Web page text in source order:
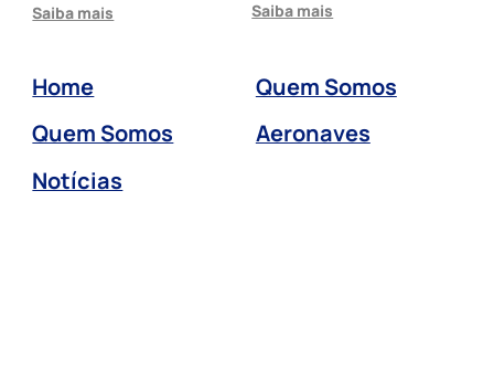
Saiba mais Saiba mais
Home
Quem Somos
Quem Somos
Aeronaves
Notícias